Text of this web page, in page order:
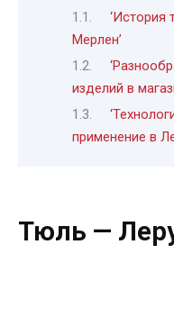
‘История
Мерлен’
изделий в
применение в
Тюль —